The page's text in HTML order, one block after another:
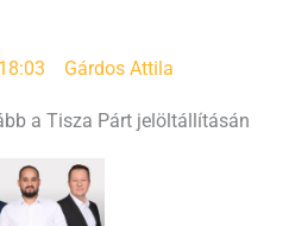
Gárdos Attila
a Tisza Párt jelöltállításán